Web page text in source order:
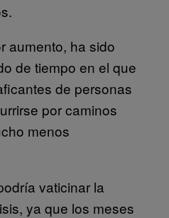
aumento, ha sido
de tiempo en el que
de personas
por caminos
menos
vaticinar la
ya que los meses